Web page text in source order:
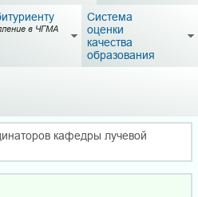
в ЧГМА
Система
оценки
качества
образования
кафедры лучевой